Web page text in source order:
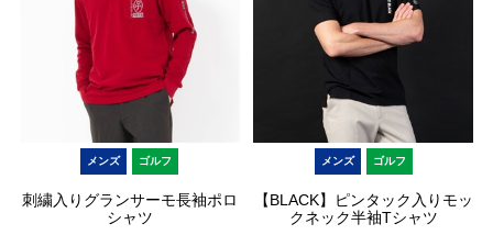
メンズ ゴルフ
刺繍入りグランサーモ長袖ポロ
シャツ
メンズ ゴルフ
【BLACK】ピンタック入りモッ
クネック半袖Tシャツ